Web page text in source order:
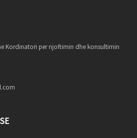
Kordinatori per njoftimin dhe konsultimin